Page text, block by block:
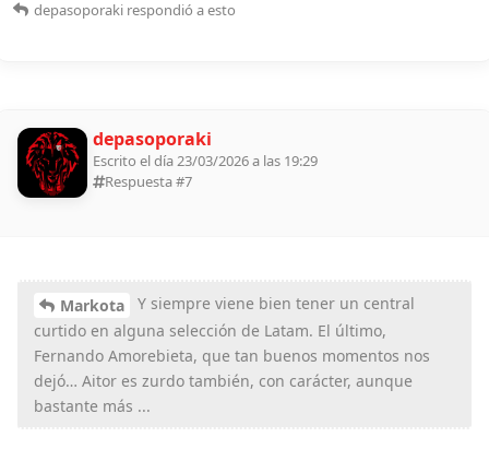
depasoporaki respondió a esto
depasoporaki
Escrito el día 23/03/2026 a las 19:29
Respuesta #7
Markota
Y siempre viene bien tener un central
curtido en alguna selección de Latam. El último,
Fernando Amorebieta, que tan buenos momentos nos
dejó… Aitor es zurdo también, con carácter, aunque
bastante más ...